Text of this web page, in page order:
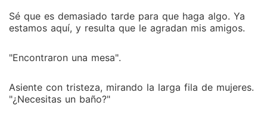
Sé que es demasiado tarde para que haga algo. Ya
estamos aquí, y resulta que le agradan mis amigos.
"Encontraron una mesa".
Asiente con tristeza, mirando la larga fila de mujeres.
"¿Necesitas un baño?"